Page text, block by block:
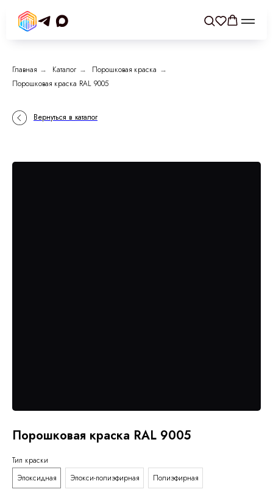
Главная → Каталог → Порошковая краска →
Порошковая краска RAL 9005
Вернуться в каталог
Порошковая краска RAL 9005
Тип краски
Эпоксидная
Эпокси-полиэфирная Полиэфирная